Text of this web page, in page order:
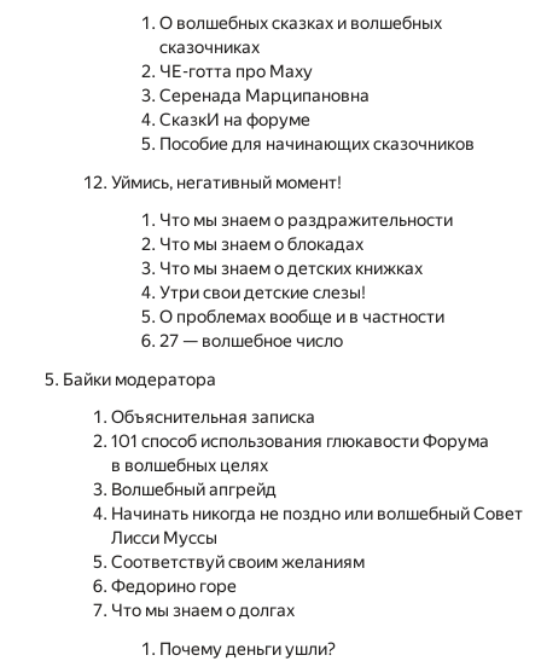
О волшебных сказках и волшебных
сказочниках
ЧЕ-готта про Маху
Серенада Марципановна
СказкИ на форуме
Пособие для начинающих сказочников
Уймись, негативный момент!
Что мы знаем о раздражительности
Что мы знаем о блокадах
Что мы знаем о детских книжках
Утри свои детские слезы!
О проблемах вообще и в частности
27 — волшебное число
Байки модератора
Объяснительная записка
101 способ использования глюкавости Форума
в волшебных целях
Волшебный апгрейд
Начинать никогда не поздно или волшебный Совет
Лисси Муссы
Соответствуй своим желаниям
Федорино горе
Что мы знаем о долгах
Почему деньги ушли?